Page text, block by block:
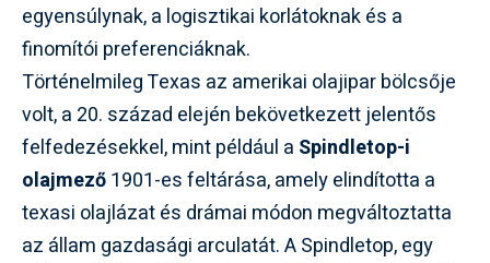
egyensúlynak, a logisztikai korlátoknak és a
finomítói preferenciáknak.
Történelmileg Texas az amerikai olajipar bölcsője
volt, a 20. század elején bekövetkezett jelentős
felfedezésekkel, mint például a Spindletop-i
olajmező1901-es feltárása, amely elindította a
texasi olajlázat és drámai módon megváltoztatta
az állam gazdasági arculatát. A Spindletop, egy